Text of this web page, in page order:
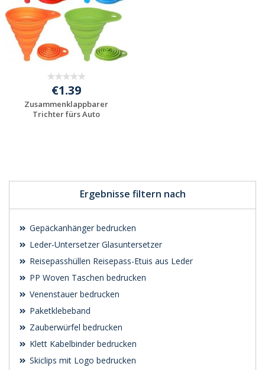
Ergebnisse filtern nach
Gepäckanhänger bedrucken
Leder-Untersetzer Glasuntersetzer
Reisepasshüllen Reisepass-Etuis aus Leder
PP Woven Taschen bedrucken
Venenstauer bedrucken
Paketklebeband
Zauberwürfel bedrucken
Klett Kabelbinder bedrucken
Skiclips mit Logo bedrucken
€1.39
Zusammenklappbarer
Trichter fürs Auto